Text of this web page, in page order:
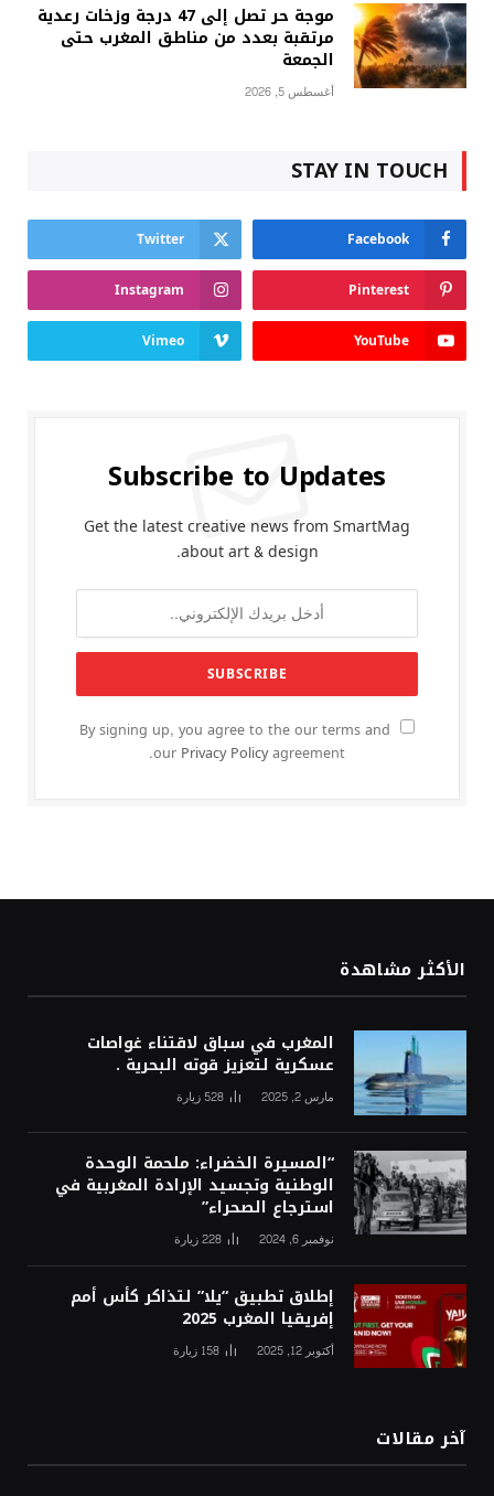
موجة حر تصل إلى 47 درجة وزخات رعدية
مرتقبة بعدد من مناطق المغرب حتى
الجمعة
أغسطس 5, 2026
STAY IN TOUCH
Facebook
Twitter
Pinterest
Instagram
YouTube
Vimeo
Subscribe to Updates
Get the latest creative news from SmartMag
about art & design.
By signing up, you agree to the our terms and
our Privacy Policyagreement.
الأكثر مشاهدة
المغرب في سباق لاقتناء غواصات
عسكرية لتعزيز قوته البحرية .
مارس 2, 2025 528 زيارة
“المسيرة الخضراء: ملحمة الوحدة
الوطنية وتجسيد الإرادة المغربية في
استرجاع الصحراء”
نوفمبر 6, 2024 228زيارة
إطلاق تطبيق “يلا” لتذاكر كأس أمم
إفريقيا المغرب 2025
أكتوبر 12, 2025 158 زيارة
آخر مقالات